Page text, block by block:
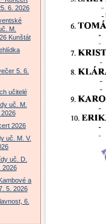
6. 2026
M.
Kunštát
5. 6.
učitelé
uč. M.
2026
uč. M. V.
uč. D.
2026
a
5. 2026
6.